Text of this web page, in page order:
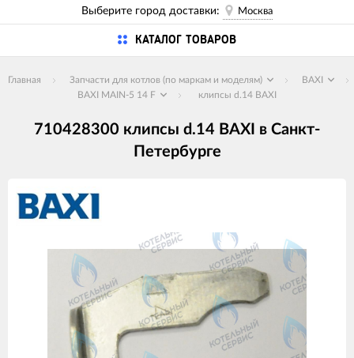
Выберите город доставки:
Москва
КАТАЛОГ ТОВАРОВ
Главная Запчасти для котлов (по маркам и моделям)
BAXI
BAXI MAIN-5 14 F
клипсы d.14 BAXI
710428300 клипсы d.14 BAXI в Санкт-
Петербурге
Изображения
товаров